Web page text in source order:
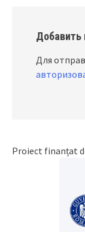
Добавить
Для
Proiect finanțat